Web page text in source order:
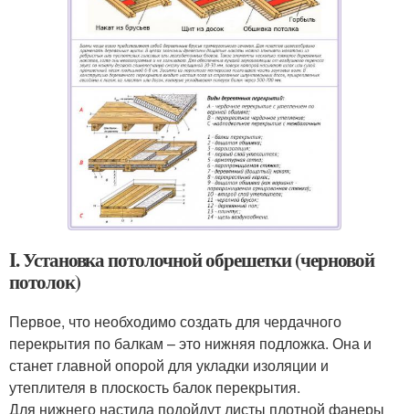
I. Установка потолочной обрешетки (черновой
потолок)
Первое, что необходимо создать для чердачного
перекрытия по балкам – это нижняя подложка. Она и
станет главной опорой для укладки изоляции и
утеплителя в плоскость балок перекрытия.
Для нижнего настила подойдут листы плотной фанеры